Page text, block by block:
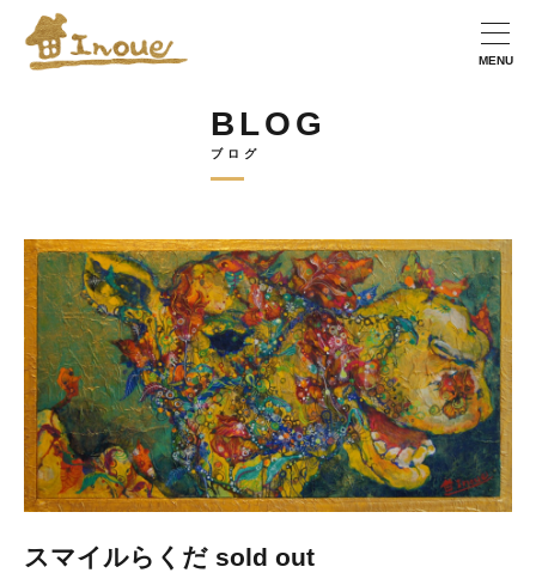
BLOG
ブログ
スマイルらくだ sold out